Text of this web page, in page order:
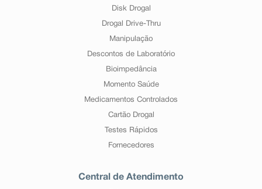
Disk Drogal
Drogal Drive-Thru
Manipulação
Descontos de Laboratório
Bioimpedância
Momento Saúde
Medicamentos Controlados
Cartão Drogal
Testes Rápidos
Fornecedores
Central de Atendimento